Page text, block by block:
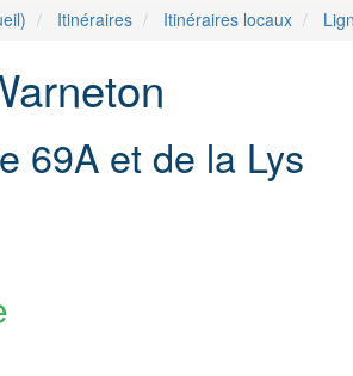
Itinéraires Itinéraires locaux
69A et de la Lys